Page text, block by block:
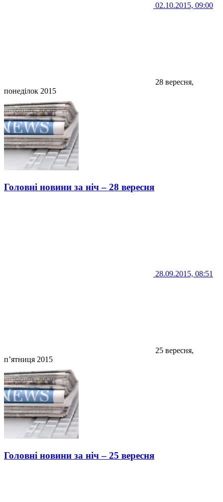
02.10.2015, 09:00
28 вересня,
понеділок 2015
Головні новини за ніч – 28 вересня
28.09.2015, 08:51
25 вересня,
п’ятниця 2015
Головні новини за ніч – 25 вересня